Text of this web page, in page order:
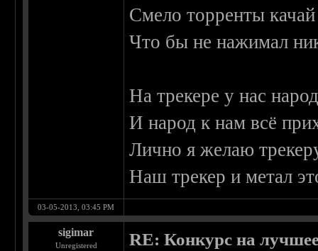
Смело торренты
Что бы не нажимал
На трекере у нас
И народ к нам всё
Лично я желаю
Наш трекер и метал
03-05-2013, 03:45 PM
sigimar
Unregistered
RE: Конкурс на